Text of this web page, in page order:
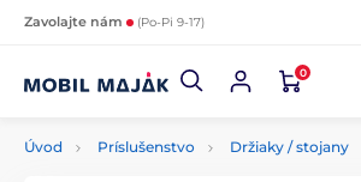
Zavolajte nám (Po-Pi 9-17)
0
Úvod Príslušenstvo Držiaky / stojany